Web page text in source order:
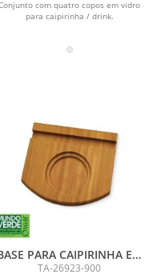
com quatro copos em vidro
para caipirinha / drink.
PARA CAIPIRINHA EM
BAMBU
TA-26923-900